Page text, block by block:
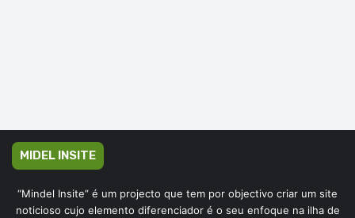
MIDEL INSITE
“Mindel Insite” é um projecto que tem por objectivo criar um site
noticioso cujo elemento diferenciador é o seu enfoque na ilha de